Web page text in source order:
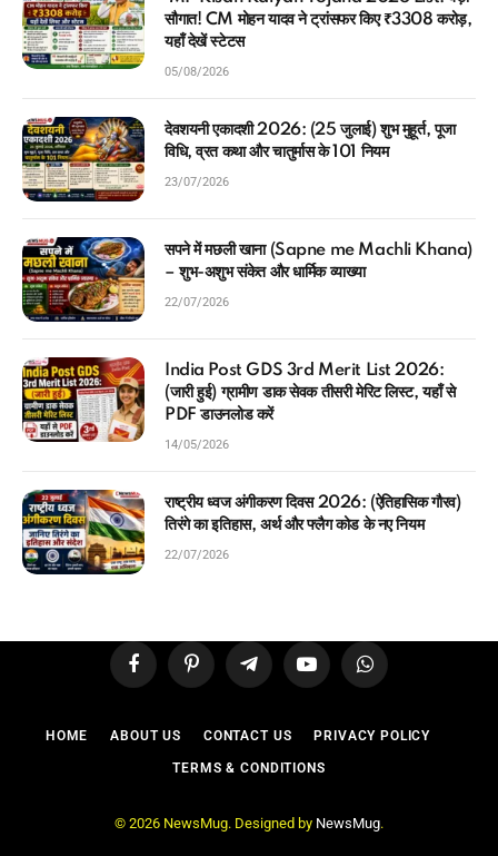
सौगात! CM मोहन यादव ने ट्रांसफर किए ₹3308 करोड़,
यहाँ देखें स्टेटस
देवशयनी एकादशी 2026: (25 जुलाई) शुभ मुहूर्त, पूजा
विधि, व्रत कथा और चातुर्मास के 101 नियम
सपने में मछली खाना (Sapne me Machli Khana)
– शुभ-अशुभ संकेत और धार्मिक व्याख्या
India Post GDS 3rd Merit List 2026:
(जारी हुई) ग्रामीण डाक सेवक तीसरी मेरिट लिस्ट, यहाँ से
PDF डाउनलोड करें
राष्ट्रीय ध्वज अंगीकरण दिवस 2026: (ऐतिहासिक गौरव)
तिरंगे का इतिहास, अर्थ और फ्लैग कोड के नए नियम
FacebookPinterestTelegramYouTubeWhatsApp
HOME ABOUT US CONTACT US PRIVACY POLICY
TERMS & CONDITIONS
© 2026 NewsMug. Designed by NewsMug